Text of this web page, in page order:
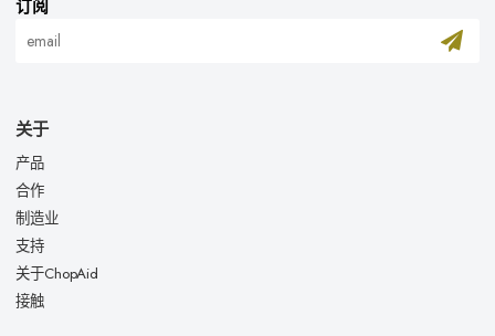
订阅
关于
产品
合作
制造业
支持
关于ChopAid
接触